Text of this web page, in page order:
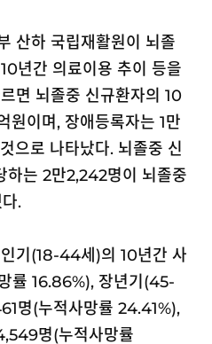
산하 국립재활원이 뇌졸
년간 의료이용 추이 등을
면 뇌졸중 신규환자의 10
원이며, 장애등록자는 1만
으로 나타났다. 뇌졸중 신
는 2만2,242명이 뇌졸중
.
기(18-44세)의 10년간 사
률 16.86%), 장년기(45-
명(누적사망률 24.41%),
명(누적사망률